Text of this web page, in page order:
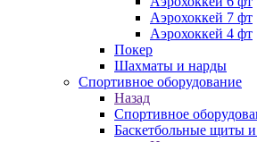
Аэрохоккей 7 фт
Аэрохоккей 4 фт
Покер
Шахматы и нарды
Спортивное оборудование
Назад
Спортивное
Баскетбольные щиты